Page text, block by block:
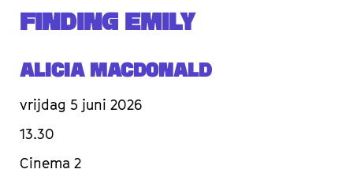
FINDING EMILY
Alicia MacDonald
vrijdag 5 juni 2026
13.30
Cinema 2